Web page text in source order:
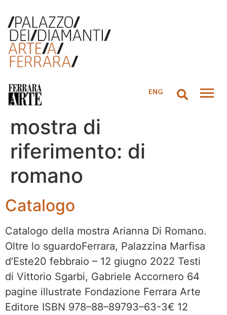
ENG
mostra di
riferimento: di
romano
Catalogo
Catalogo della mostra Arianna Di Romano.
Oltre lo sguardoFerrara, Palazzina Marfisa
d’Este20 febbraio – 12 giugno 2022 Testi
di Vittorio Sgarbi, Gabriele Accornero 64
pagine illustrate Fondazione Ferrara Arte
Editore ISBN 978–88–89793–63-3€ 12